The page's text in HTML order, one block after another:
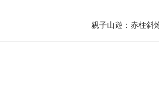
親子山遊：赤柱斜